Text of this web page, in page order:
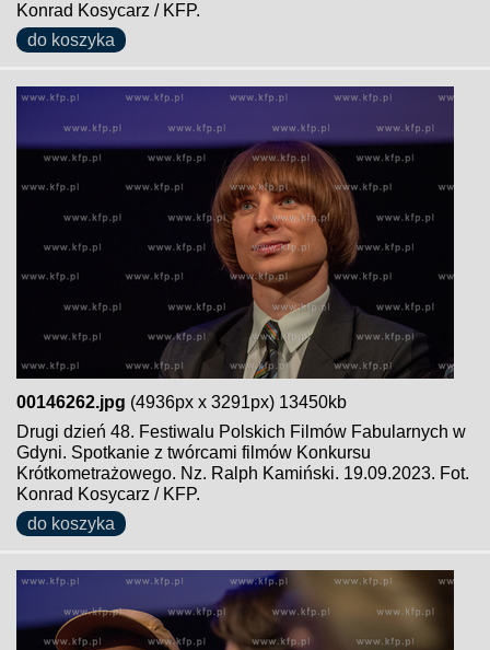
Konrad Kosycarz / KFP.
do koszyka
00146262.jpg (4936px x 3291px) 13450kb
Drugi dzień 48. Festiwalu Polskich Filmów Fabularnych w
Gdyni. Spotkanie z twórcami filmów Konkursu
Krótkometrażowego. Nz. Ralph Kamiński. 19.09.2023. Fot.
Konrad Kosycarz / KFP.
do koszyka